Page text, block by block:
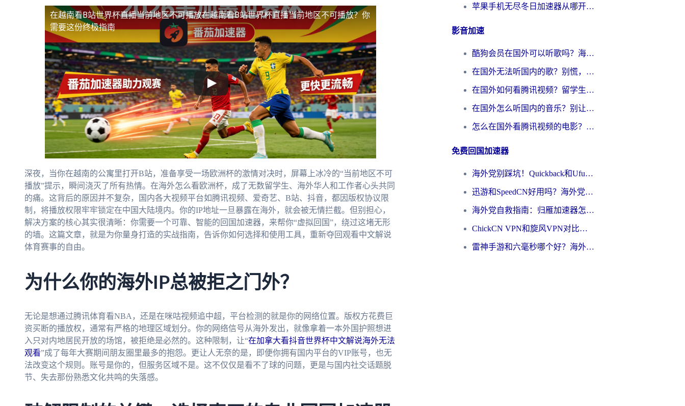
在越南看B站世界杯直播当前地区不可播放在越南看B站世界杯直播当前地区不可播放？你
需要这份终极指南
深夜，当你在越南的公寓里打开B站，准备享受一场欧洲杯的激情对决时，屏幕上冰冷的“当前地区不可
播放”提示，瞬间浇灭了所有热情。在海外怎么看欧洲杯，成了无数留学生、海外华人和工作者心头共同
的痛。这背后的原因并不复杂，国内各大视频平台如腾讯视频、爱奇艺、B站、抖音，都因版权协议限
制，将播放权限牢牢锁定在中国大陆境内。你的IP地址一旦暴露在海外，就会被无情拦截。但别担心，
解决方案的核心其实很清晰：你需要一个可靠、智能的回国加速器，来帮你“虚拟回国”，绕过这堵无形
的墙。这篇文章，就是为你量身打造的实战指南，告诉你如何选择和使用工具，重新夺回观看中文解说
体育赛事的自由。
为什么你的海外IP总被拒之门外？
无论是想通过腾讯体育看NBA，还是在咪咕视频追中超，平台检测的就是你的网络位置。版权方花费巨
资买断的播放权，通常有严格的地理区域划分。你的网络信号从海外发出，就像拿着一本外国护照想进
入只对内地居民开放的场馆，被拒绝是必然的。这种限制，让“在加拿大看抖音世界杯中文解说海外无法
观看”成了每年大赛期间朋友圈里最多的抱怨。更让人无奈的是，即便你拥有国内平台的VIP账号，也无
法改变这个规则。账号是你的，但服务区域不是。这不仅仅是看不了球的问题，更是与国内社交话题脱
节、失去那份熟悉文化共鸣的失落感。
苹果手机无尽冬日加速器从哪开启？海外玩家的冬日生存指南
影音加速
酷狗会员在国外可以听歌吗？海外党亲测有效：3步解决音乐权限难题
在国外无法听国内的歌？别慌，这样操作就能畅听QQ音乐（附亲测加速器推荐）
在国外如何看腾讯视频？留学生亲测有效的回国加速方案
在国外怎么听国内的音乐？别让版权限制断了你的华语歌单
怎么在国外看腾讯视频的电影？海外党亲测有效的回国加速指南
免费回国加速器
海外党别踩坑！Quickback和UfunR好用吗？选对回国加速器才能无缝刷国内资源
迅游和SpeedCN好用吗？海外党如何破解那道看不见的墙
海外党自救指南：归雁加速器怎么样？教你避开坑实现国内资源无缝访问
ChickCN VPN和旋风VPN对比哪个回国效果更好？海外用户的选择困境与出路
雷神手游和六毫秒哪个好？海外党如何真正解锁国内资源